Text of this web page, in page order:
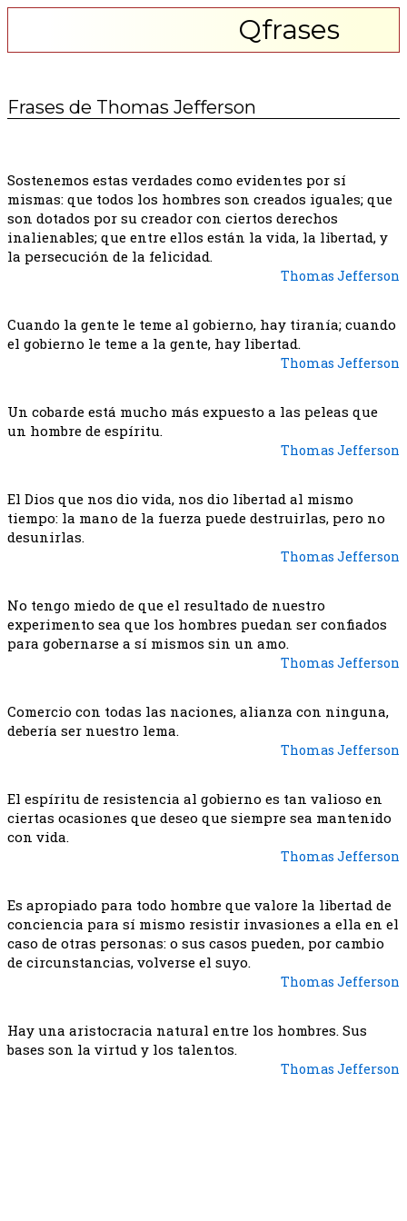
Qfrases
Frases de Thomas Jefferson
Sostenemos estas verdades como evidentes por sí
mismas: que todos los hombres son creados iguales; que
son dotados por su creador con ciertos derechos
inalienables; que entre ellos están la vida, la libertad, y
la persecución de la felicidad.
Thomas Jefferson
Cuando la gente le teme al gobierno, hay tiranía; cuando
el gobierno le teme a la gente, hay libertad.
Thomas Jefferson
Un cobarde está mucho más expuesto a las peleas que
un hombre de espíritu.
Thomas Jefferson
El Dios que nos dio vida, nos dio libertad al mismo
tiempo: la mano de la fuerza puede destruirlas, pero no
desunirlas.
Thomas Jefferson
No tengo miedo de que el resultado de nuestro
experimento sea que los hombres puedan ser confiados
para gobernarse a sí mismos sin un amo.
Thomas Jefferson
Comercio con todas las naciones, alianza con ninguna,
debería ser nuestro lema.
Thomas Jefferson
El espíritu de resistencia al gobierno es tan valioso en
ciertas ocasiones que deseo que siempre sea mantenido
con vida.
Thomas Jefferson
Es apropiado para todo hombre que valore la libertad de
conciencia para sí mismo resistir invasiones a ella en el
caso de otras personas: o sus casos pueden, por cambio
de circunstancias, volverse el suyo.
Thomas Jefferson
Hay una aristocracia natural entre los hombres. Sus
bases son la virtud y los talentos.
Thomas Jefferson